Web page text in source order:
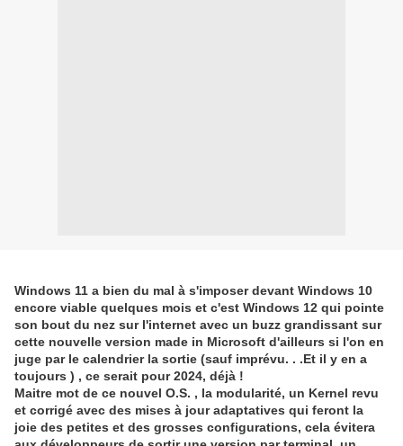
Windows 11 a bien du mal à s'imposer devant Windows 10
encore viable quelques mois et c'est Windows 12 qui pointe
son bout du nez sur l'internet avec un buzz grandissant sur
cette nouvelle version made in Microsoft d'ailleurs si l'on en
juge par le calendrier la sortie (sauf imprévu. . .Et il y en a
toujours ) , ce serait pour 2024, déjà !
Maitre mot de ce nouvel O.S. , la modularité, un Kernel revu
et corrigé avec des mises à jour adaptatives qui feront la
joie des petites et des grosses configurations, cela évitera